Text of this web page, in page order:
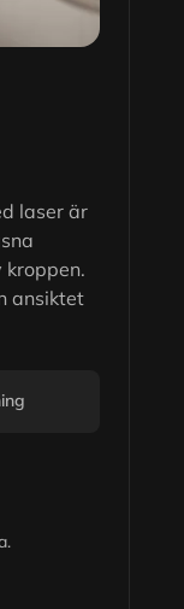
laser är
kroppen.
ansiktet